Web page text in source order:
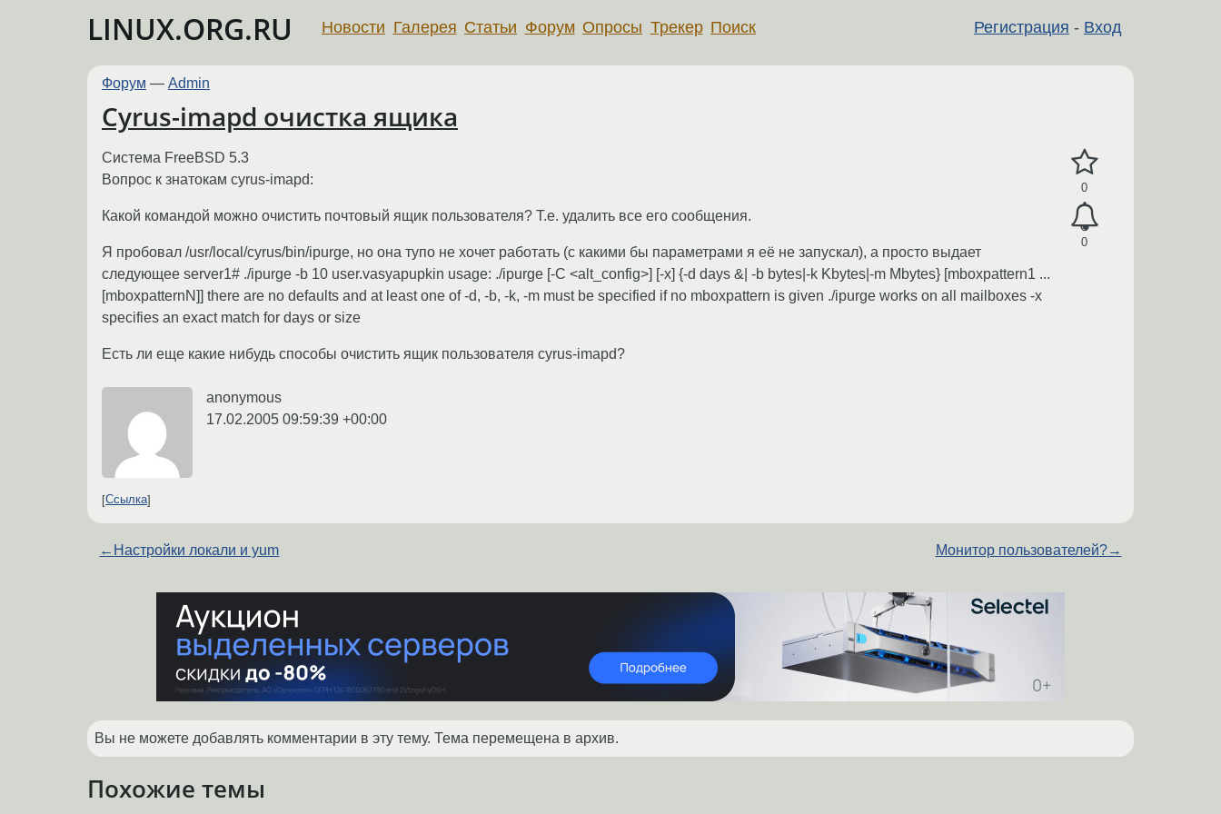
LINUX.ORG.RU Регистрация - Вход
Новости Галерея Статьи Форум Опросы Трекер Поиск
Форум — Admin
Cyrus-imapd очистка ящика
0
0
Cистема FreeBSD 5.3
Вопрос к знатокам cyrus-imapd:
Какой командой можно очистить почтовый ящик пользователя? Т.е. удалить все его сообщения.
Я пробовал /usr/local/cyrus/bin/ipurge, но она тупо не хочет работать (с какими бы параметрами я её не запускал), а просто выдает
следующее server1# ./ipurge -b 10 user.vasyapupkin usage: ./ipurge [-C <alt_config>] [-x] {-d days &| -b bytes|-k Kbytes|-m Mbytes} [mboxpattern1 ...
[mboxpatternN]] there are no defaults and at least one of -d, -b, -k, -m must be specified if no mboxpattern is given ./ipurge works on all mailboxes -x
specifies an exact match for days or size
Есть ли еще какие нибудь способы очистить ящик пользователя cyrus-imapd?
anonymous
17.02.2005 09:59:39 +00:00
Ссылка
← Настройки локали и yum Монитор пользователей?→
Вы не можете добавлять комментарии в эту тему. Тема перемещена в архив.
Похожие темы